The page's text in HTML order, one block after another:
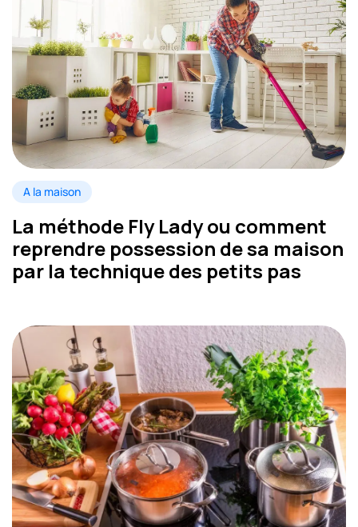
A la maison
La méthode Fly Lady ou comment
reprendre possession de sa maison
par la technique des petits pas